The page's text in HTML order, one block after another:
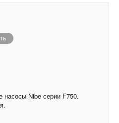
насосы Nibe серии F750.